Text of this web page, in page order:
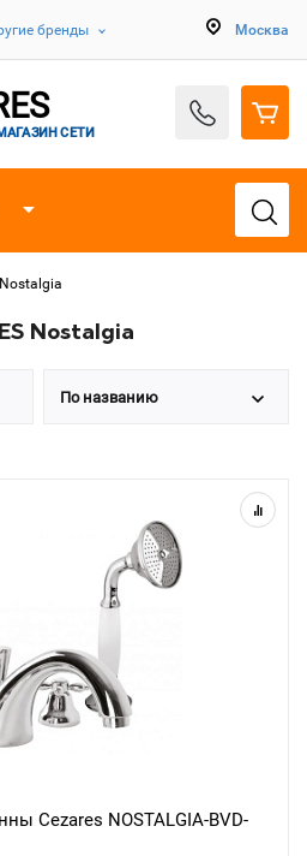
бренды Москва
СЕТИ
Nostalgia
Nostalgia
По названию
Cezares NOSTALGIA-BVD-